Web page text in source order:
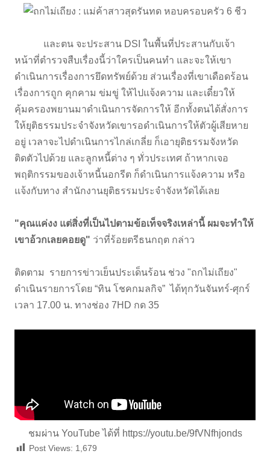
และตน จะประสาน DSI ในพื้นที่ประสานกับเจ้า
หน้าที่ตำรวจสืบเรื่องนี้ว่าใครเป็นคนทำ และจะให้เขา
ดำเนินการเรื่องการยึดทรัพย์ด้วย ส่วนเรื่องที่เขาเดือดร้อน
เรื่องการถูก คุกคาม ข่มขู่ ให้ไปแจ้งความ และเดี๋ยวให้
คุ้มครองพยานมาดำเนินการจัดการให้ อีกทั้งตนได้สั่งการ
ให้ยุติธรรมประจำจังหวัดเขารอดำเนินการให้ตัวผู้เสียหาย
อยู่ เวลาจะไปดำเนินการไกล่เกลี่ย ก็เอายุติธรรมจังหวัด
ติดตัวไปด้วย และลูกหนี้ต่าง ๆ ทั่วประเทศ ถ้าหากเจอ
พฤติกรรมของเจ้าหนี้นอกรีต ก็ดำเนินการแจ้งความ หรือ
แจ้งกับทาง สำนักงานยุติธรรมประจำจังหวัดได้เลย
"คุณแค่งง แต่สิ่งที่เป็นไปตามข้อเท็จจริงเหล่านี้ ผมจะทำให้
เขาอ้วกเลยคอยดู" ว่าที่ร้อยตรีธนกฤต กล่าว
ติดตาม รายการข่าวเย็นประเด็นร้อน ช่วง "ถกไม่เถียง"
ดำเนินรายการโดย “ทิน โชคกมลกิจ” ได้ทุกวันจันทร์-ศุกร์
เวลา 17.00 น. ทางช่อง 7HD กด 35
ชมผ่าน YouTube ได้ที่ https://youtu.be/9fVNfhjonds
Post Views: 1,679